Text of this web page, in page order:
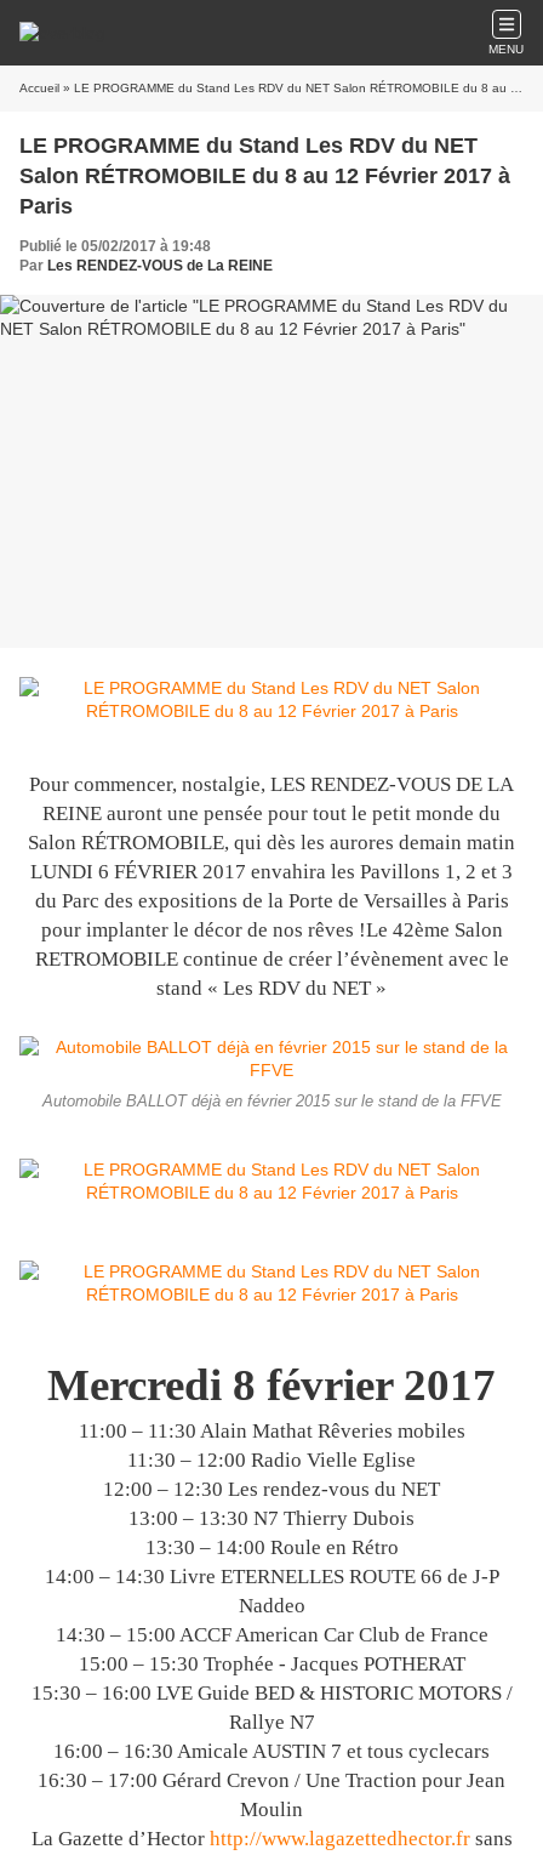
MENU
Accueil » LE PROGRAMME du Stand Les RDV du NET Salon RÉTROMOBILE du 8 au 12 Février 2017 à Paris
LE PROGRAMME du Stand Les RDV du NET
Salon RÉTROMOBILE du 8 au 12 Février 2017 à
Paris
Publié le 05/02/2017 à 19:48
Par Les RENDEZ-VOUS de La REINE
Pour commencer, nostalgie, LES RENDEZ-VOUS DE LA
REINE auront une pensée pour tout le petit monde du
Salon RÉTROMOBILE, qui dès les aurores demain matin
LUNDI 6 FÉVRIER 2017 envahira les Pavillons 1, 2 et 3
du Parc des expositions de la Porte de Versailles à Paris
pour implanter le décor de nos rêves !Le 42ème Salon
RETROMOBILE continue de créer l’évènement avec le
stand « Les RDV du NET »
Automobile BALLOT déjà en février 2015 sur le stand de la FFVE
Mercredi 8 février 2017
11:00 – 11:30 Alain Mathat Rêveries mobiles
11:30 – 12:00 Radio Vielle Eglise
12:00 – 12:30 Les rendez-vous du NET
13:00 – 13:30 N7 Thierry Dubois
13:30 – 14:00 Roule en Rétro
14:00 – 14:30 Livre ETERNELLES ROUTE 66 de J-P
Naddeo
14:30 – 15:00 ACCF American Car Club de France
15:00 – 15:30 Trophée - Jacques POTHERAT
15:30 – 16:00 LVE Guide BED & HISTORIC MOTORS /
Rallye N7
16:00 – 16:30 Amicale AUSTIN 7 et tous cyclecars
16:30 – 17:00 Gérard Crevon / Une Traction pour Jean
Moulin
La Gazette d’Hector http://www.lagazettedhector.frsans